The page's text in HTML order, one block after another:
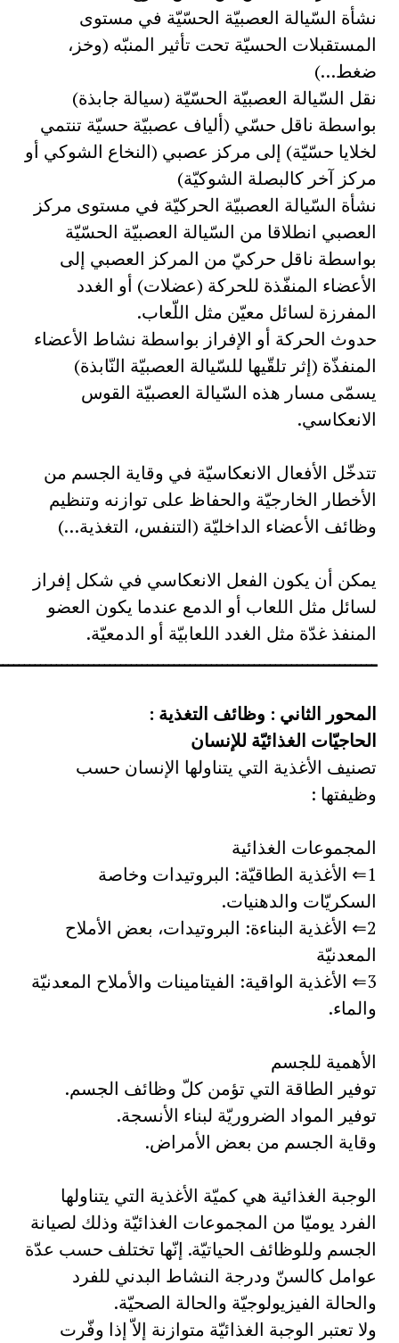
نشأة السّيالة العصبيّة الحسّيّة في مستوى
المستقبلات الحسيّة تحت تأثير المنبّه (وخز،
ضغط…)
نقل السّيالة العصبيّة الحسّيّة (سيالة جابذة)
بواسطة ناقل حسّي (ألياف عصبيّة حسيّة تنتمي
لخلايا حسّيّة) إلى مركز عصبي (النخاع الشوكي أو
مركز آخر كالبصلة الشوكيّة)
نشأة السّيالة العصبيّة الحركيّة في مستوى مركز
العصبي انطلاقا من السّيالة العصبيّة الحسّيّة
بواسطة ناقل حركيّ من المركز العصبي إلى
الأعضاء المنفّذة للحركة (عضلات) أو الغدد
المفرزة لسائل معيّن مثل اللّعاب.
حدوث الحركة أو الإفراز بواسطة نشاط الأعضاء
المنفذّة (إثر تلقّيها للسّيالة العصبيّة النّابذة)
يسمّى مسار هذه السّيالة العصبيّة القوس
الانعكاسي.
تتدخّل الأفعال الانعكاسيّة في وقاية الجسم من
الأخطار الخارجيّة والحفاظ على توازنه وتنظيم
وظائف الأعضاء الداخليّة (التنفس، التغذية…)
يمكن أن يكون الفعل الانعكاسي في شكل إفراز
لسائل مثل اللعاب أو الدمع عندما يكون العضو
المنفذ غدّة مثل الغدد اللعابيّة أو الدمعيّة.
المحور الثاني : وظائف التغذية :
الحاجيّات الغذائيّة للإنسان
تصنيف الأغذية التي يتناولها الإنسان حسب
وظيفتها :
المجموعات الغذائية
1⇐ الأغذية الطاقيّة: البروتيدات وخاصة
السكريّات والدهنيات.
2⇐ الأغذية البناءة: البروتيدات، بعض الأملاح
المعدنيّة
3⇐ الأغذية الواقية: الفيتامينات والأملاح المعدنيّة
والماء.
الأهمية للجسم
توفير الطاقة التي تؤمن كلّ وظائف الجسم.
توفير المواد الضروريّة لبناء الأنسجة.
وقاية الجسم من بعض الأمراض.
الوجبة الغذائية هي كميّة الأغذية التي يتناولها
الفرد يوميّا من المجموعات الغذائيّة وذلك لصيانة
الجسم وللوظائف الحياتيّة. إنّها تختلف حسب عدّة
عوامل كالسنّ ودرجة النشاط البدني للفرد
والحالة الفيزيولوجيّة والحالة الصحيّة.
ولا تعتبر الوجبة الغذائيّة متوازنة إلاّ إذا وفّرت